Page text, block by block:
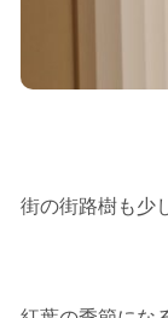
街の街路樹も少